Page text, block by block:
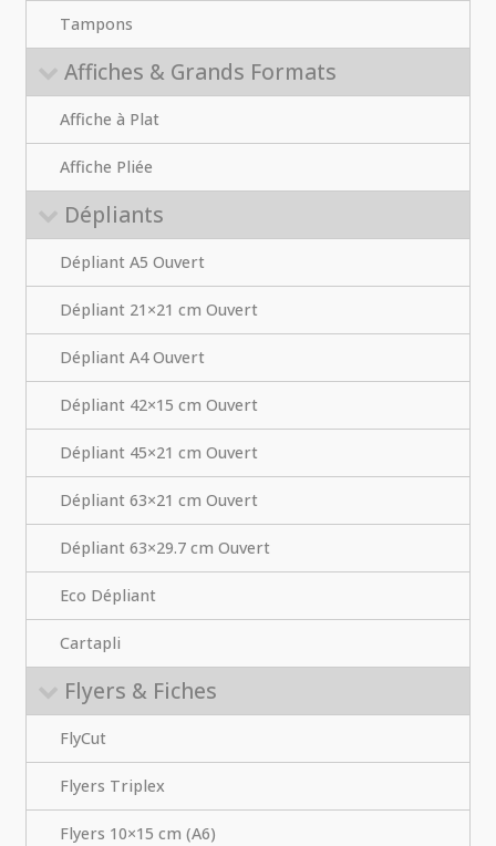
Tampons
Affiches & Grands Formats
Affiche à Plat
Affiche Pliée
Dépliants
Dépliant A5 Ouvert
Dépliant 21×21 cm Ouvert
Dépliant A4 Ouvert
Dépliant 42×15 cm Ouvert
Dépliant 45×21 cm Ouvert
Dépliant 63×21 cm Ouvert
Dépliant 63×29.7 cm Ouvert
Eco Dépliant
Cartapli
Flyers & Fiches
FlyCut
Flyers Triplex
Flyers 10×15 cm (A6)